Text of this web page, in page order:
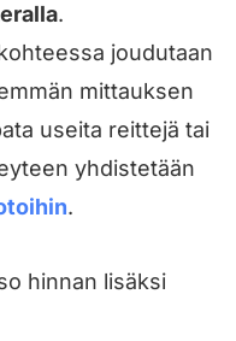
.
joudutaan
mittauksen
useita reittejä tai
yhdistetään
.
hinnan lisäksi